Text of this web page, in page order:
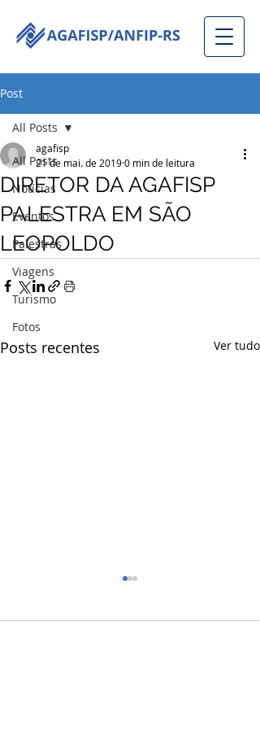
Post
All Posts
Notícias
Eventos
Palestras
Viagens
Turismo
Fotos
All Posts
DIRETOR DA AGAFISP
PALESTRA EM SÃO
LEOPOLDO
agafisp
21 de mai. de 20190 min de leitura
Posts recentes Ver tudo